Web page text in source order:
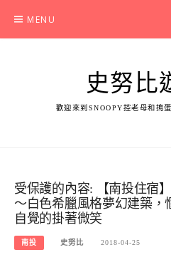
content
MENU
史努比
歡迎來到SNOOPY控老母和搗
受保護的內容: 【南投住宿
～白色希臘風格夢幻建築，
自覺的掛著微笑
南投 史努比 2018-04-25